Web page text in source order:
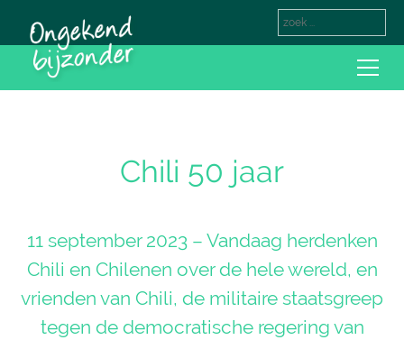
Chili 50 jaar
11 september 2023 – Vandaag herdenken
Chili en Chilenen over de hele wereld, en
vrienden van Chili, de militaire staatsgreep
tegen de democratische regering van